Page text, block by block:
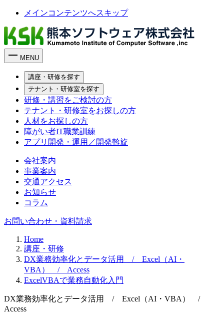
メインコンテンツへスキップ
MENU
講座・研修を探す
テナント・研修室を探す
研修・講習をご検討の方
テナント・研修室をお探しの方
人材をお探しの方
障がい者IT職業訓練
アプリ開発・運用／開発斡旋
会社案内
事業案内
交通アクセス
お知らせ
コラム
お問い合わせ・資料請求
Home
講座・研修
DX業務効率化とデータ活用 / Excel（AI・
VBA） / Access
ExcelVBAで業務自動化入門
DX業務効率化とデータ活用 / Excel（AI・VBA） /
Access